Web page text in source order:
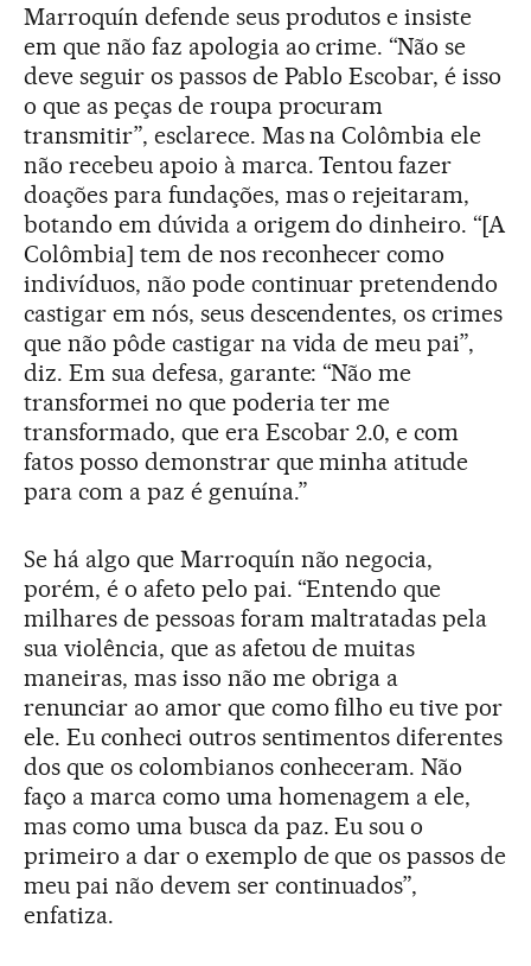
Marroquín defende seus produtos e insiste
em que não faz apologia ao crime. “Não se
deve seguir os passos de Pablo Escobar, é isso
o que as peças de roupa procuram
transmitir”, esclarece. Mas na Colômbia ele
não recebeu apoio à marca. Tentou fazer
doações para fundações, mas o rejeitaram,
botando em dúvida a origem do dinheiro. “[A
Colômbia] tem de nos reconhecer como
indivíduos, não pode continuar pretendendo
castigar em nós, seus descendentes, os crimes
que não pôde castigar na vida de meu pai”,
diz. Em sua defesa, garante: “Não me
transformei no que poderia ter me
transformado, que era Escobar 2.0, e com
fatos posso demonstrar que minha atitude
para com a paz é genuína.”
Se há algo que Marroquín não negocia,
porém, é o afeto pelo pai. “Entendo que
milhares de pessoas foram maltratadas pela
sua violência, que as afetou de muitas
maneiras, mas isso não me obriga a
renunciar ao amor que como filho eu tive por
ele. Eu conheci outros sentimentos diferentes
dos que os colombianos conheceram. Não
faço a marca como uma homenagem a ele,
mas como uma busca da paz. Eu sou o
primeiro a dar o exemplo de que os passos de
meu pai não devem ser continuados”,
enfatiza.